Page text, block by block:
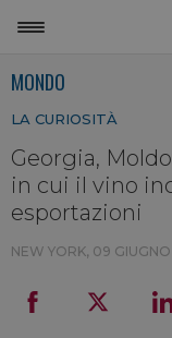
LA
MONDO
LA CURIOSITÀ
Georgia,
in cui il vino
esportazioni
NEW YORK, 09